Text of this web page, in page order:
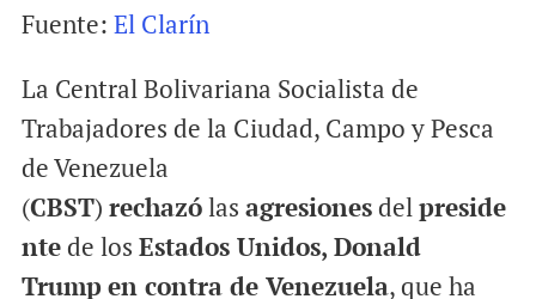
a
l
c
b
k
a
s
A
Fuente: El Clarín
La Central Bolivariana Socialista de
Trabajadores de la Ciudad, Campo y Pesca
de Venezuela
(CBST) rechazólas agresionesdelpreside
ntede los Estados Unidos, Donald
Trumpen contra de Venezuela, que ha